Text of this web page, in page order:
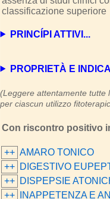
classificazione superiore
PRINCÍPI ATTIVI...
PROPRIETÀ E
(Leggere attentamente tutte
per ciascun utilizzo
Con riscontro positivo
++ AMARO TONICO
++ DIGESTIVO
++ DISPEPSIE
++
INAPPETENZA E